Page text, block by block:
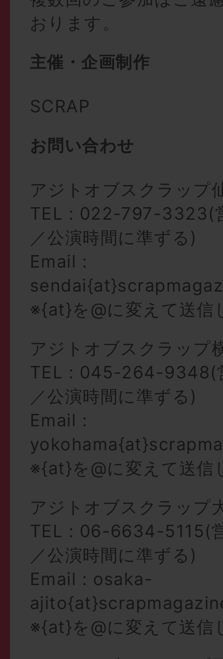
おります。
主催・企画制作
SCRAP
お問い合わせ
アジトオブスクラップ
TEL : 022-797-3323(
／公演時間に準ずる)
Email :
※{at}を@に変えて送信
アジトオブスクラップ
TEL : 045-264-9348(
／公演時間に準ずる)
Email :
※{at}を@に変えて送信
アジトオブスクラップ
TEL : 06-6634-5115(
／公演時間に準ずる)
Email : osaka-
※{at}を@に変えて送信